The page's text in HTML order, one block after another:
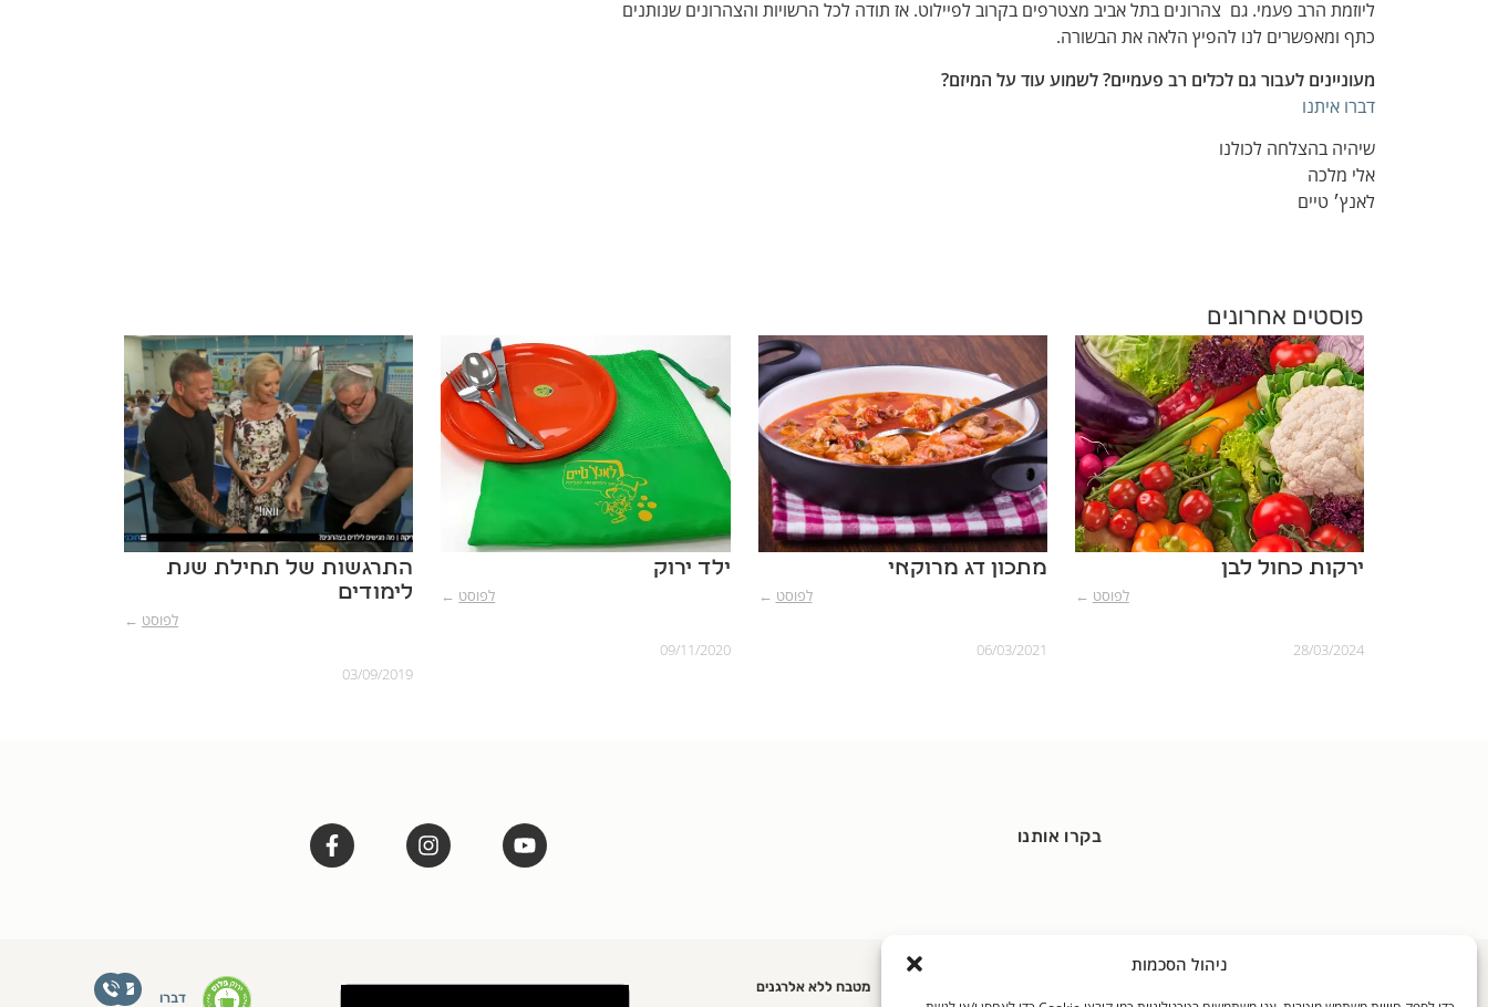
ניהול הסכמות
ליוזמת הרב פעמי. גם צהרונים בתל אביב מצטרפים בקרוב לפיילוט. אז תודה לכל הרשויות והצהרונים שנותנים
כתף ומאפשרים לנו להפיץ הלאה את הבשורה.
מעוניינים לעבור גם לכלים רב פעמיים? לשמוע עוד על המיזם?
דברו איתנו
שיהיה בהצלחה לכולנו
אלי מלכה
לאנץ׳ טיים
פוסטים אחרונים
ירקות כחול לבן
לפוסט ←
28/03/2024
מתכון דג מרוקאי
לפוסט ←
06/03/2021
ילד ירוק
לפוסט ←
09/11/2020
התרגשות של תחילת שנת
לימודים
לפוסט ←
03/09/2019
בקרו אותנו
מטבח ללא אלרגנים
דברו